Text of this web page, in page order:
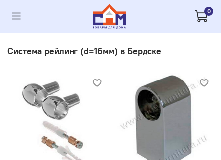
0
Система рейлинг (d=16мм) в Бердске